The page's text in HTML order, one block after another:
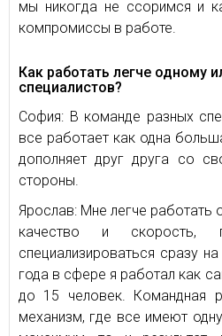
мы никогда не ссоримся и
компромиссы в работе.
Как работать легче одному
специалистов?
София: В команде разных
все работает как одна
дополняет друг друга со
стороны.
Ярослав: Мне легче работать
качество и скорость,
специализироваться сразу
года в сфере я работал как
до 15 человек. Командная
механизм, где все имеют